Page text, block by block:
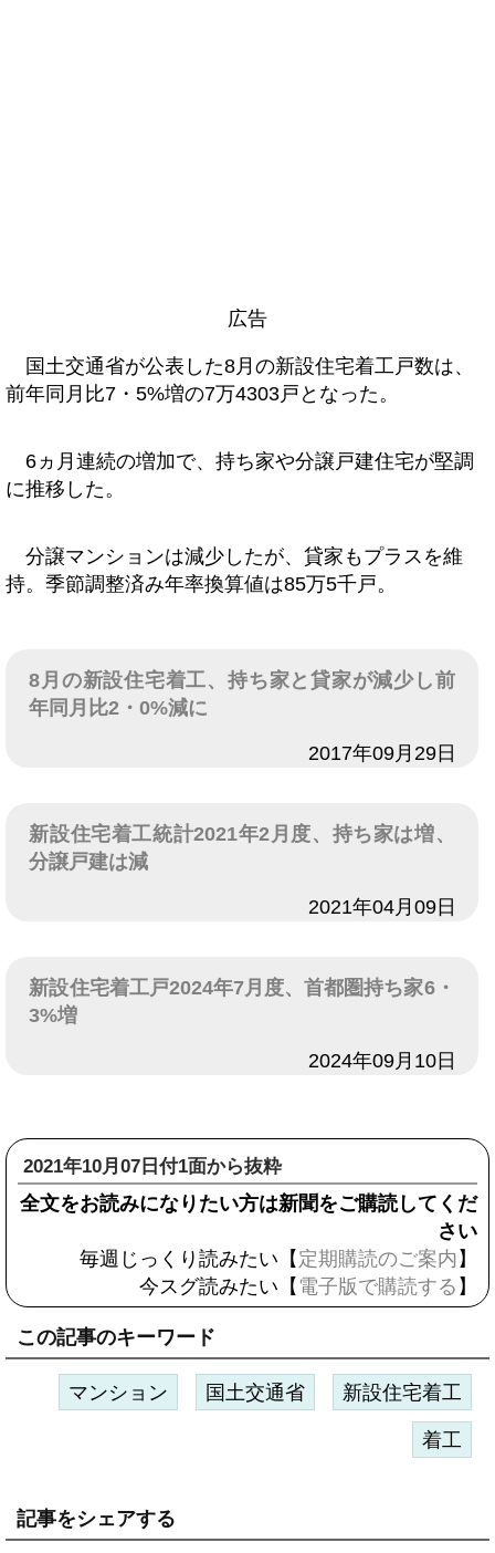
広告
国土交通省が公表した8月の新設住宅着工戸数は、
前年同月比7・5%増の7万4303戸となった。
6ヵ月連続の増加で、持ち家や分譲戸建住宅が堅調
に推移した。
分譲マンションは減少したが、貸家もプラスを維
持。季節調整済み年率換算値は85万5千戸。
8月の新設住宅着工、持ち家と貸家が減少し前
年同月比2・0%減に
2017年09月29日
新設住宅着工統計2021年2月度、持ち家は増、
分譲戸建は減
2021年04月09日
新設住宅着工戸2024年7月度、首都圏持ち家6・
3%増
2024年09月10日
2021年10月07日付1面から抜粋
全文をお読みになりたい方は新聞をご購読してくだ
さい
毎週じっくり読みたい【 定期購読のご案内 】
今スグ読みたい【 電子版で購読する 】
この記事のキーワード
マンション 国土交通省 新設住宅着工
着工
記事をシェアする